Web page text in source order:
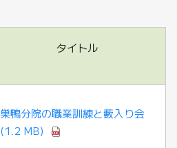
タイトル
巣鴨分院の職業訓練と藪入り会
(1.2 MB)